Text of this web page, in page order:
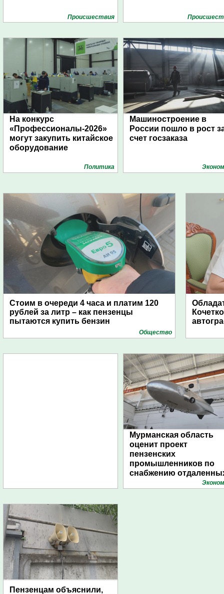
Проиcшествия
На конкурс
«Профессионалы-2026»
могут закупить китайское
оборудование
Политика
Машиностроение в
России пошло в рост
счет госзаказа
Стоим в очереди 4 часа и платим 120
рублей за литр – как пензенцы
пытаются купить бензин
Общество
Мурманская область
оценит проект
пензенских
промышленников по
снабжению
поселений с помощью
Пензенцам объяснили,